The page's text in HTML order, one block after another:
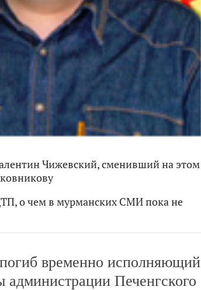
Чижевский, сменивший на этом
о чем в мурманских СМИ пока не
временно исполняющий
администрации Печенгского